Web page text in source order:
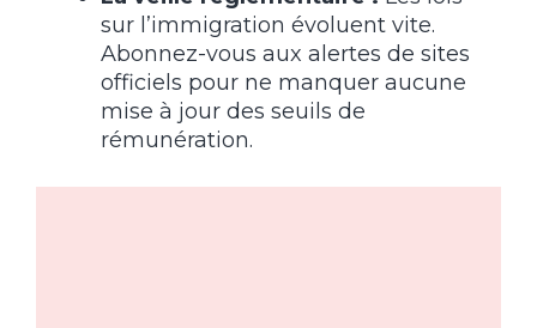
sur l’immigration évoluent vite.
Abonnez-vous aux alertes de sites
officiels pour ne manquer aucune
mise à jour des seuils de
rémunération.